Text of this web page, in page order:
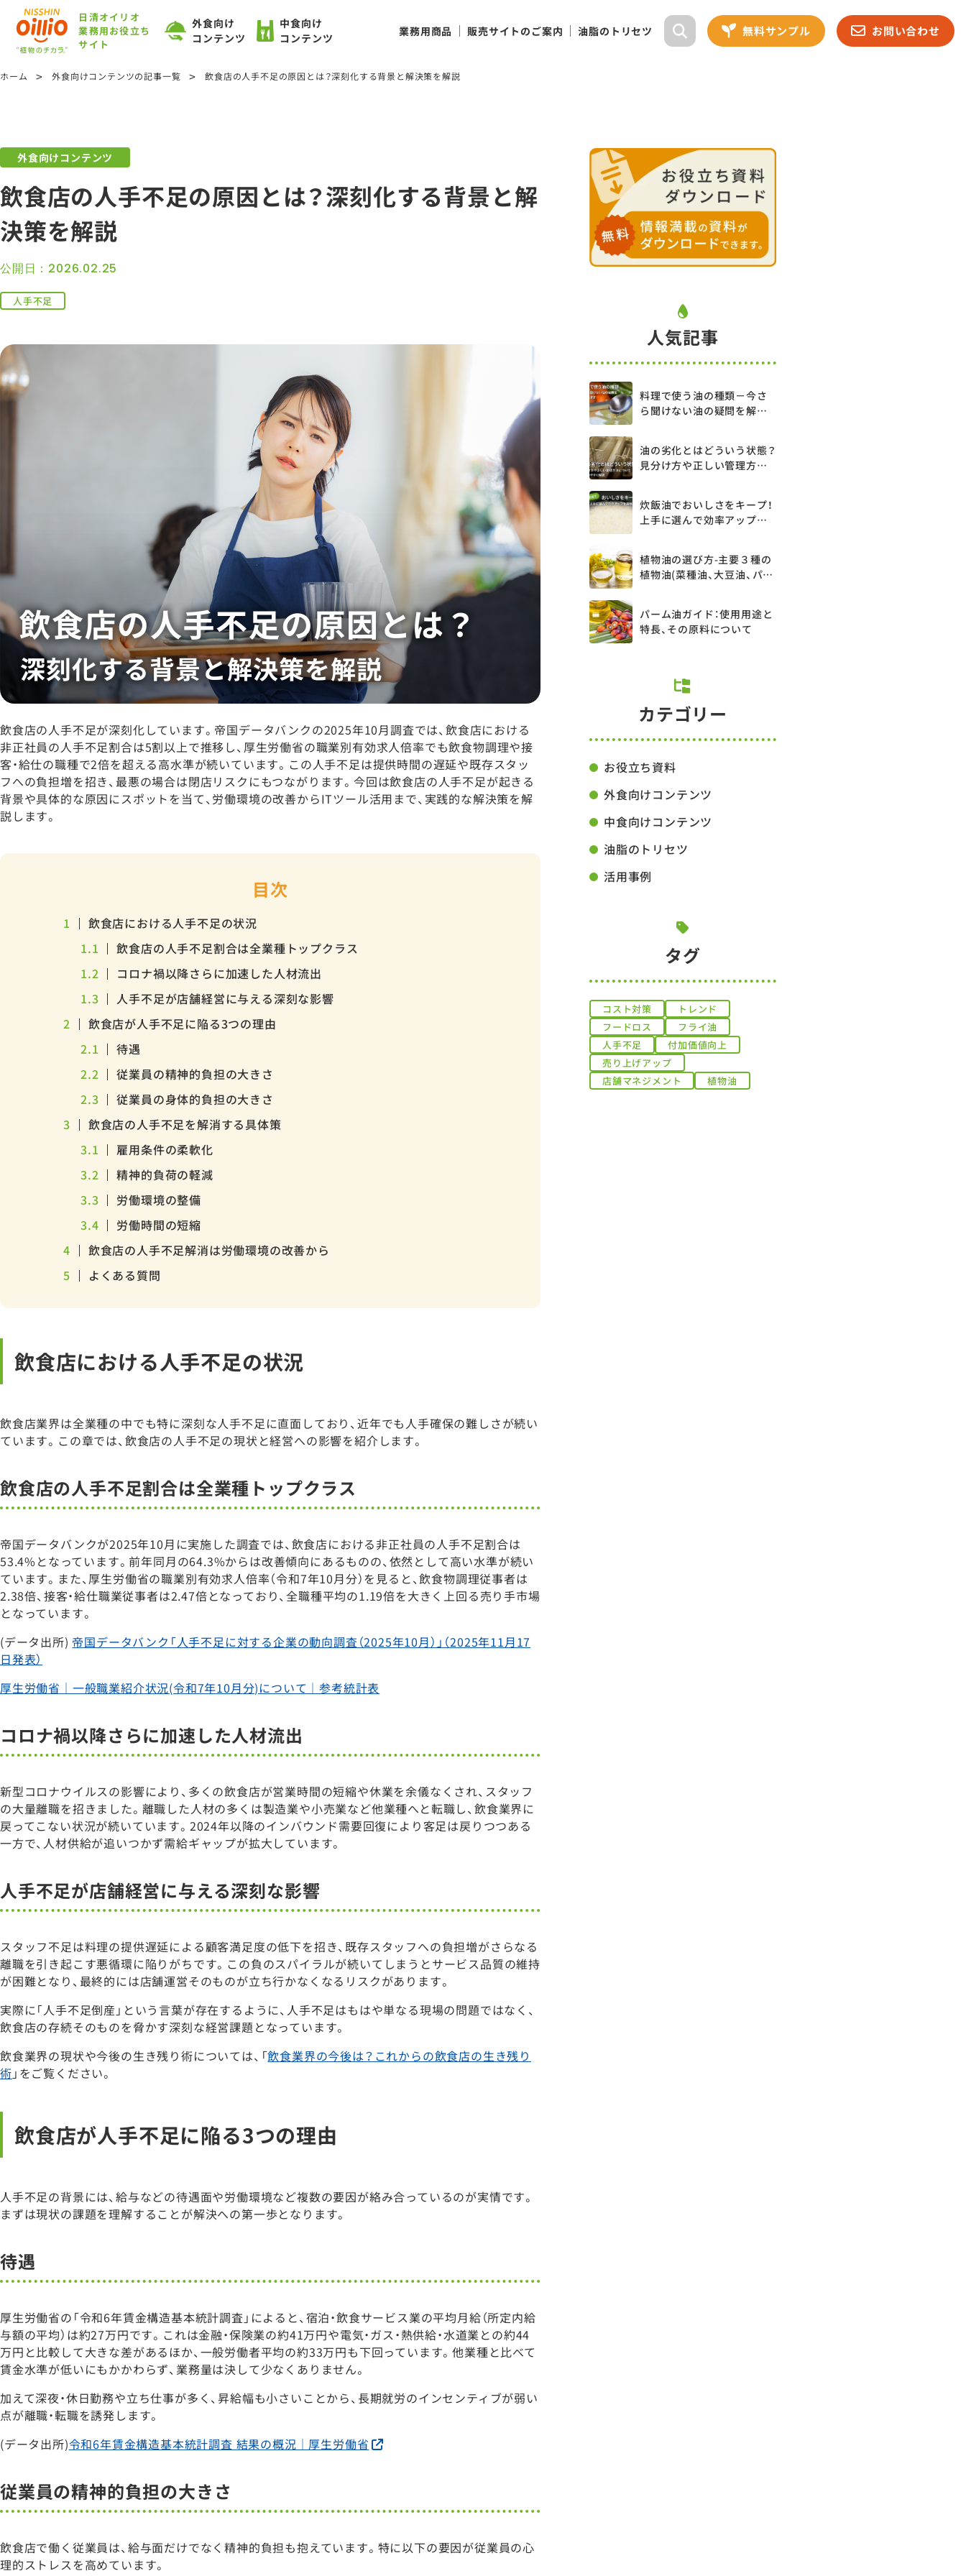
日清オイリオ
業務用お役立ち
サイト
外食向け
コンテンツ
中食向け
コンテンツ
業務用商品 販売サイトのご案内 油脂のトリセツ 無料サンプル お問い合わせ
ホーム > 外食向けコンテンツの記事一覧 > 飲食店の人手不足の原因とは？深刻化する背景と解決策を解説
外食向けコンテンツ
飲食店の人手不足の原因とは？深刻化する背景と解
決策を解説
公開日：2026.02.25
人手不足
飲食店の人手不足が深刻化しています。帝国データバンクの2025年10月調査では、飲食店における
非正社員の人手不足割合は5割以上で推移し、厚生労働省の職業別有効求人倍率でも飲食物調理や接
客・給仕の職種で2倍を超える高水準が続いています。この人手不足は提供時間の遅延や既存スタッ
フへの負担増を招き、最悪の場合は閉店リスクにもつながります。今回は飲食店の人手不足が起きる
背景や具体的な原因にスポットを当て、労働環境の改善からITツール活用まで、実践的な解決策を解
説します。
目次
1
飲食店における人手不足の状況
1.1
飲食店の人手不足割合は全業種トップクラス
1.2
コロナ禍以降さらに加速した人材流出
1.3
人手不足が店舗経営に与える深刻な影響
2
飲食店が人手不足に陥る3つの理由
2.1
待遇
2.2
従業員の精神的負担の大きさ
2.3
従業員の身体的負担の大きさ
3
飲食店の人手不足を解消する具体策
3.1
雇用条件の柔軟化
3.2
精神的負荷の軽減
3.3
労働環境の整備
3.4
労働時間の短縮
4
飲食店の人手不足解消は労働環境の改善から
5
よくある質問
飲食店における人手不足の状況
飲食店業界は全業種の中でも特に深刻な人手不足に直面しており、近年でも人手確保の難しさが続い
ています。この章では、飲食店の人手不足の現状と経営への影響を紹介します。
飲食店の人手不足割合は全業種トップクラス
帝国データバンクが2025年10月に実施した調査では、飲食店における非正社員の人手不足割合は
53.4%となっています。前年同月の64.3%からは改善傾向にあるものの、依然として高い水準が続い
ています。また、厚生労働省の職業別有効求人倍率（令和7年10月分）を見ると、飲食物調理従事者は
2.38倍、接客・給仕職業従事者は2.47倍となっており、全職種平均の1.19倍を大きく上回る売り手市場
となっています。
(データ出所) 帝国データバンク「人手不足に対する企業の動向調査（2025年10月）」（2025年11月17
日発表）
厚生労働省｜一般職業紹介状況(令和7年10月分)について｜参考統計表
コロナ禍以降さらに加速した人材流出
新型コロナウイルスの影響により、多くの飲食店が営業時間の短縮や休業を余儀なくされ、スタッフ
の大量離職を招きました。離職した人材の多くは製造業や小売業など他業種へと転職し、飲食業界に
戻ってこない状況が続いています。2024年以降のインバウンド需要回復により客足は戻りつつある
一方で、人材供給が追いつかず需給ギャップが拡大しています。
人手不足が店舗経営に与える深刻な影響
スタッフ不足は料理の提供遅延による顧客満足度の低下を招き、既存スタッフへの負担増がさらなる
離職を引き起こす悪循環に陥りがちです。この負のスパイラルが続いてしまうとサービス品質の維持
が困難となり、最終的には店舗運営そのものが立ち行かなくなるリスクがあります。
実際に「人手不足倒産」という言葉が存在するように、人手不足はもはや単なる現場の問題ではなく、
飲食店の存続そのものを脅かす深刻な経営課題となっています。
飲食業界の現状や今後の生き残り術については、「飲食業界の今後は？これからの飲食店の生き残り
術 」をご覧ください。
飲食店が人手不足に陥る3つの理由
人手不足の背景には、給与などの待遇面や労働環境など複数の要因が絡み合っているのが実情です。
まずは現状の課題を理解することが解決への第一歩となります。
待遇
厚生労働省の「令和6年賃金構造基本統計調査」によると、宿泊・飲食サービス業の平均月給（所定内給
与額の平均）は約27万円です。これは金融・保険業の約41万円や電気・ガス・熱供給・水道業との約44
万円と比較して大きな差があるほか、一般労働者平均の約33万円も下回っています。他業種と比べて
賃金水準が低いにもかかわらず、業務量は決して少なくありません。
加えて深夜・休日勤務や立ち仕事が多く、昇給幅も小さいことから、長期就労のインセンティブが弱い
点が離職・転職を誘発します。
(データ出所)令和6年賃金構造基本統計調査 結果の概況｜厚生労働省
従業員の精神的負担の大きさ
飲食店で働く従業員は、給与面だけでなく精神的負担も抱えています。特に以下の要因が従業員の心
理的ストレスを高めています。
人気記事
料理で使う油の種類－今さ
ら聞けない油の疑問を解説
油の劣化とはどういう状態？
見分け方や正しい管理方法
炊飯油でおいしさをキープ！
上手に選んで効率アップを
植物油の選び方-主要３種の
植物油(菜種油、大豆油、パー
パーム油ガイド：使用用途と
特長、その原料について
カテゴリー
お役立ち資料
外食向けコンテンツ
中食向けコンテンツ
油脂のトリセツ
活用事例
タグ
コスト対策
トレンド
フードロス
フライ油
人手不足
付加価値向上
売り上げアップ
店舗マネジメント
植物油